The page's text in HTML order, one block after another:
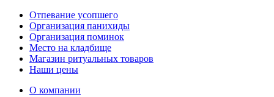
Отпевание усопшего
Организация панихиды
Организация поминок
Место на кладбище
Магазин ритуальных товаров
Наши цены
О компании